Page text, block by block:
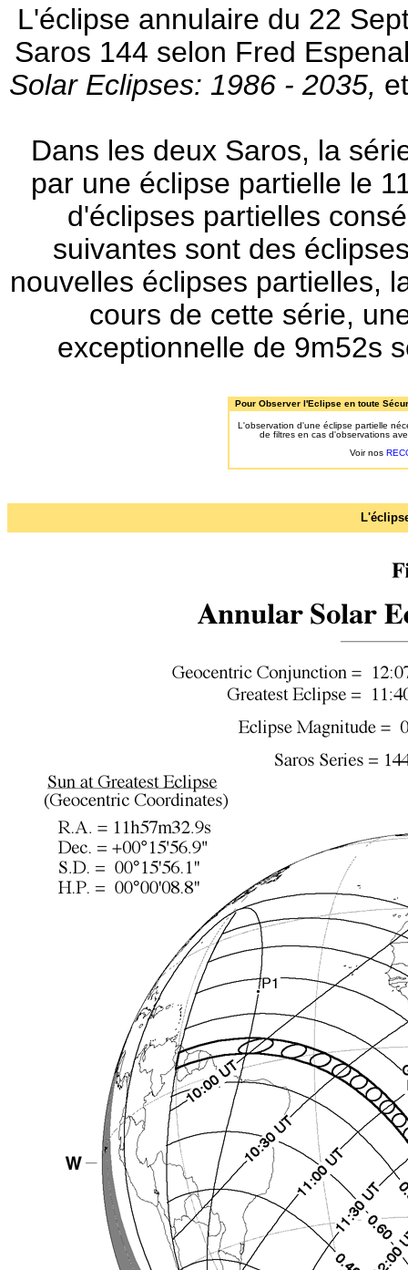
L'éclipse annulaire du 22
Saros 144 selon Fred
Solar Eclipses: 1986 - 2035,
Dans les deux Saros, la
par une éclipse partielle le
d'éclipses partielles
suivantes sont des
nouvelles éclipses partielles,
cours de cette série,
exceptionnelle de 9m52s
Pour Observer l'Eclipse en toute
L'observation d'une éclipse partielle
de filtres en cas d'observations
Voir nos